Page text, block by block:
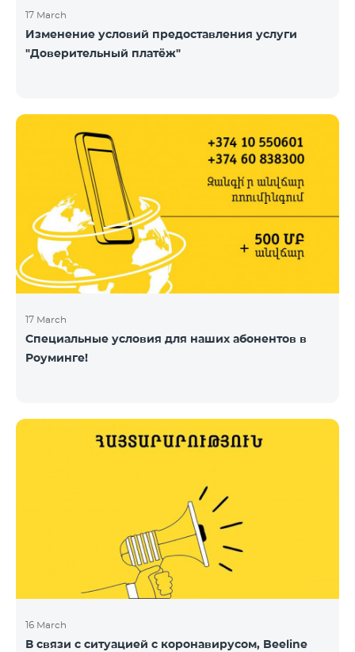
17 March
Изменение условий предоставления услуги
"Доверительный платёж"
17 March
Специальные условия для наших абонентов в
Роуминге!
16 March
В связи с ситуацией с коронавирусом, Beeline